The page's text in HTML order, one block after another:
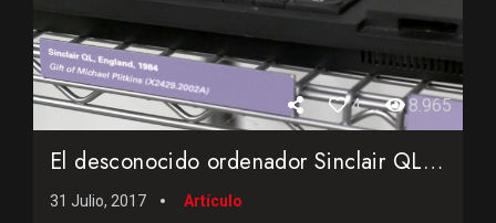
4 8.965
El desconocido ordenador Sinclair QL... la fuente de inspira...
31 Julio, 2017 Artículo